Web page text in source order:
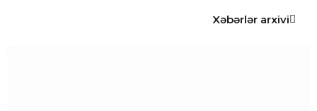
Xəbərlər arxivi